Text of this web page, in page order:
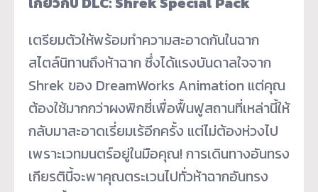
เตรียมตัวให้พร้อมทำความสะอาดกันในฉาก
สไตล์นิทานถึงห้าฉาก ซึ่งได้แรงบันดาลใจจาก
Shrek ของ DreamWorks Animation แต่คุณ
ต้องใช้มากกว่าผงพิกซี่เพื่อฟื้นฟูสถานที่เหล่านี้ให้
กลับมาสะอาดเรี่ยมเร้อีกครั้ง แต่ไม่ต้องห่วงไป
เพราะเวทมนตร์อยู่ในมือคุณ! การเดินทางอันทรง
เกียรตินี้จะพาคุณตระเวนไปทั่วห้าฉากอันทรง